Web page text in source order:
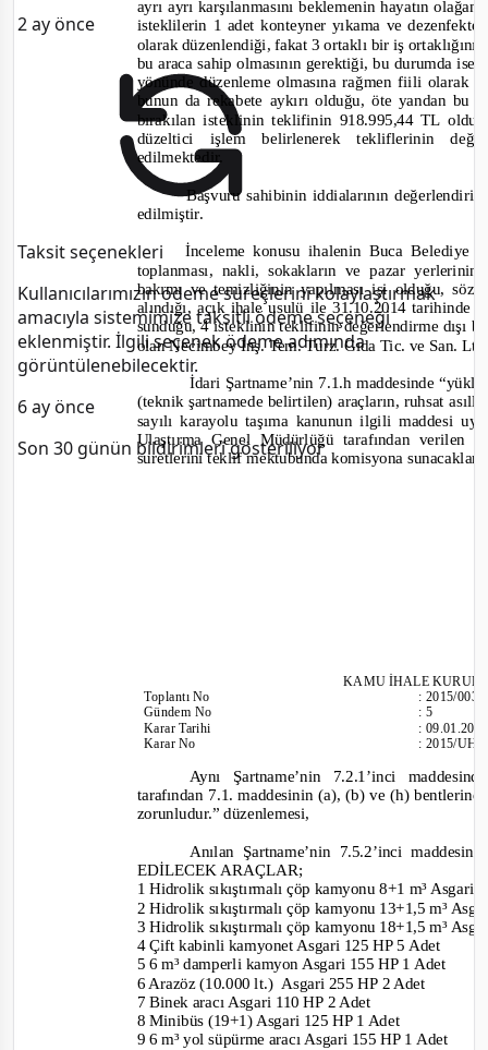
2 ay önce
Taksit seçenekleri
Kullanıcılarımızın ödeme süreçlerini kolaylaştırmak
amacıyla sistemimize taksitli ödeme seçeneği
eklenmiştir. İlgili seçenek ödeme adımında
görüntülenebilecektir.
6 ay önce
Son 30 günün bildirimleri gösteriliyor
ayrı ayrı karşılanmasını beklemenin hayatın
isteklilerin 1 adet konteyner yıkama ve
olarak düzenlendiği, fakat 3 ortaklı bir iş
bu araca sahip olmasının gerektiği, bu durumda
yönünde düzenleme olmasına rağmen fiili olarak
bunun da rekabete aykırı olduğu, öte yandan
bırakılan isteklinin teklifinin 918.995,44 TL
düzeltici işlem belirlenerek tekliflerinin
edilmektedir.
Başvuru sahibinin iddialarının
edilmiştir.
İnceleme konusu ihalenin Buca Belediye
toplanması, nakli, sokakların ve pazar
bakımı ve temizliğinin yapılması işi olduğu,
alındığı, açık ihale usulü ile 31.10.2014
sunduğu, 4 isteklinin teklifinin değerlendirme dışı
olan Necimbey İnş. Tem. Turz. Gıda Tic. ve San.
İdari Şartname’nin 7.1.h maddesinde
(teknik şartnamede belirtilen) araçların, ruhsat
sayılı karayolu taşıma kanunun ilgili maddesi
Ulaştırma Genel Müdürlüğü tarafından
suretlerini teklif mektubunda komisyona
KAMU İHALE
ToplantıNo
Gündem No
Karar Tarihi
Karar No
:2015/003
:5
:
:2015/
Aynı Şartname’nin 7.2.1’inci
tarafından 7.1. maddesinin (a), (b) ve (h)
zorunludur.”düzenlemesi,
Anılan Şartname’nin 7.5.2’inci
EDİLECEK ARAÇLAR;
1 Hidrolik sıkıştırmalı çöp kamyonu 8+1 m³ Asgari
2 Hidrolik sıkıştırmalı çöp kamyonu 13+1,5 m³
3 Hidrolik sıkıştırmalı çöp kamyonu 18+1,5 m³
4 Çift kabinli kamyonet Asgari 125 HP 5 Adet
5 6 m³ damperli kamyon Asgari 155 HP 1 Adet
6 Arazöz (10.000 lt.) Asgari 255 HP 2 Adet
7 Binek aracı Asgari 110 HP 2 Adet
8 Minibüs (19+1) Asgari 125 HP 1 Adet
9 6 m³ yol süpürme aracı Asgari 155 HP 1 Adet